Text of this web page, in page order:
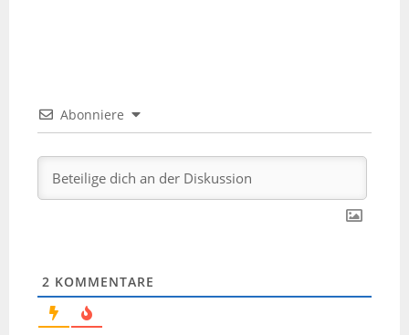
Abonniere
2 KOMMENTARE